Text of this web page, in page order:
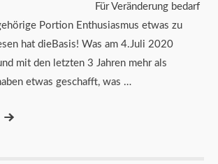
Für Veränderung bedarf
Portion Enthusiasmus etwas zu
hat dieBasis! Was am 4.Juli 2020
mit den letzten 3 Jahren mehr als
etwas geschafft, was …